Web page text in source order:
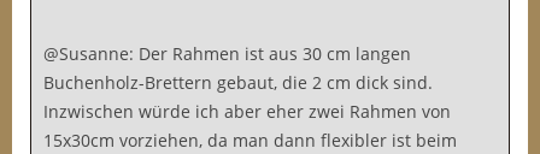
@Susanne: Der Rahmen ist aus 30 cm langen
Buchenholz-Brettern gebaut, die 2 cm dick sind.
Inzwischen würde ich aber eher zwei Rahmen von
15x30cm vorziehen, da man dann flexibler ist beim